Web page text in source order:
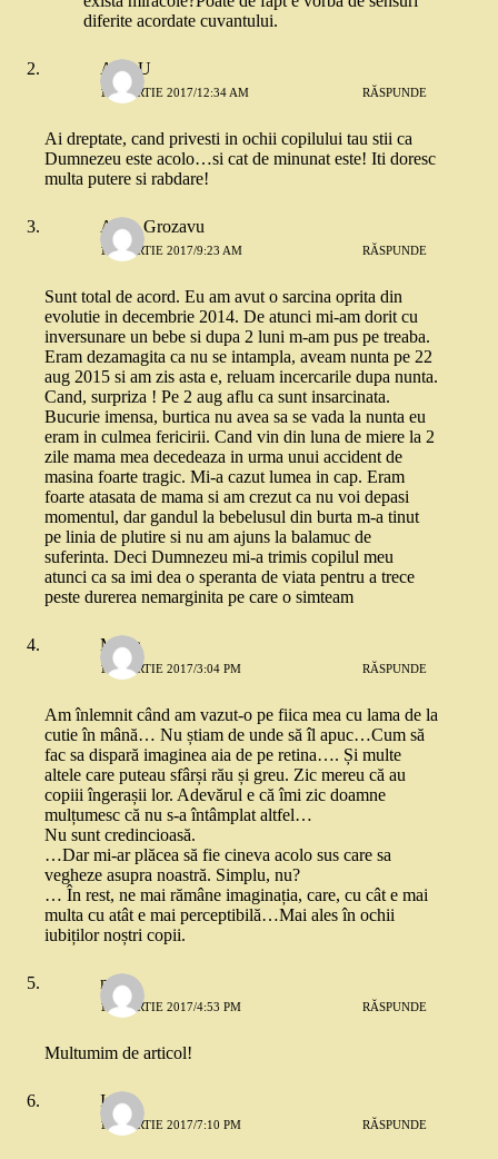
diferite acordate cuvantului.
AncaU
11 MARTIE 2017/12:34 AM RĂSPUNDE
Ai dreptate, cand privesti in ochii copilului tau stii ca
Dumnezeu este acolo…si cat de minunat este! Iti doresc
multa putere si rabdare!
Alina Grozavu
11 MARTIE 2017/9:23 AM RĂSPUNDE
Sunt total de acord. Eu am avut o sarcina oprita din
evolutie in decembrie 2014. De atunci mi-am dorit cu
inversunare un bebe si dupa 2 luni m-am pus pe treaba.
Eram dezamagita ca nu se intampla, aveam nunta pe 22
aug 2015 si am zis asta e, reluam incercarile dupa nunta.
Cand, surpriza ! Pe 2 aug aflu ca sunt insarcinata.
Bucurie imensa, burtica nu avea sa se vada la nunta eu
eram in culmea fericirii. Cand vin din luna de miere la 2
zile mama mea decedeaza in urma unui accident de
masina foarte tragic. Mi-a cazut lumea in cap. Eram
foarte atasata de mama si am crezut ca nu voi depasi
momentul, dar gandul la bebelusul din burta m-a tinut
pe linia de plutire si nu am ajuns la balamuc de
suferinta. Deci Dumnezeu mi-a trimis copilul meu
atunci ca sa imi dea o speranta de viata pentru a trece
peste durerea nemarginita pe care o simteam
Maria
11 MARTIE 2017/3:04 PM RĂSPUNDE
Am înlemnit când am vazut-o pe fiica mea cu lama de la
cutie în mână… Nu știam de unde să îl apuc…Cum să
fac sa dispară imaginea aia de pe retina…. Și multe
altele care puteau sfârși rău și greu. Zic mereu că au
copiii îngerașii lor. Adevărul e că îmi zic doamne
mulțumesc că nu s-a întâmplat altfel…
Nu sunt credincioasă.
…Dar mi-ar plăcea să fie cineva acolo sus care sa
vegheze asupra noastră. Simplu, nu?
… În rest, ne mai rămâne imaginația, care, cu cât e mai
multa cu atât e mai perceptibilă…Mai ales în ochii
iubiților noștri copii.
maria
11 MARTIE 2017/4:53 PM RĂSPUNDE
Multumim de articol!
Irina
11 MARTIE 2017/7:10 PM RĂSPUNDE